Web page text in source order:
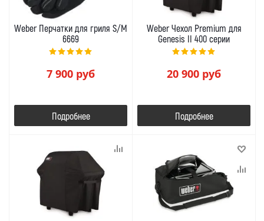
Weber Перчатки для гриля S/M
6669
7 900 руб
Подробнее
Weber Чехол Premium для
Genesis II 400 серии
20 900 руб
Подробнее